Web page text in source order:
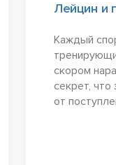
Лейцин и
Каждый
скором
секрет, что
от